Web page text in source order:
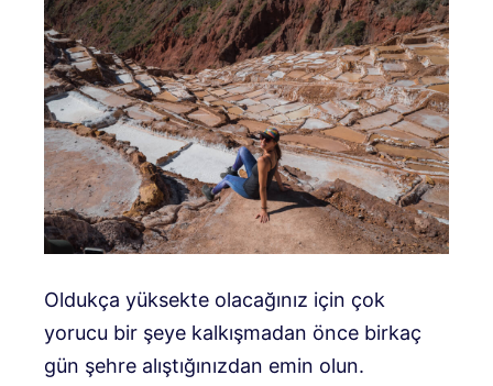
Oldukça yüksekte olacağınız için çok
yorucu bir şeye kalkışmadan önce birkaç
gün şehre alıştığınızdan emin olun.